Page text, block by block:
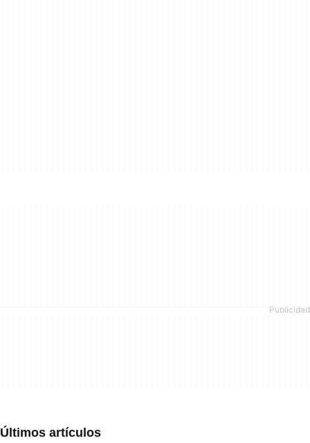
Últimos artículos